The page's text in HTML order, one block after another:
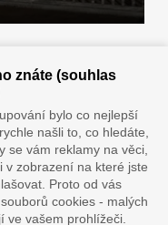
znáte (souhlas
bylo co nejlepší
našli to, co hledáte,
se vám reklamy na věci,
v zobrazení na které jste
Proto od vás
cookies - malých
ve vašem prohlížeči.